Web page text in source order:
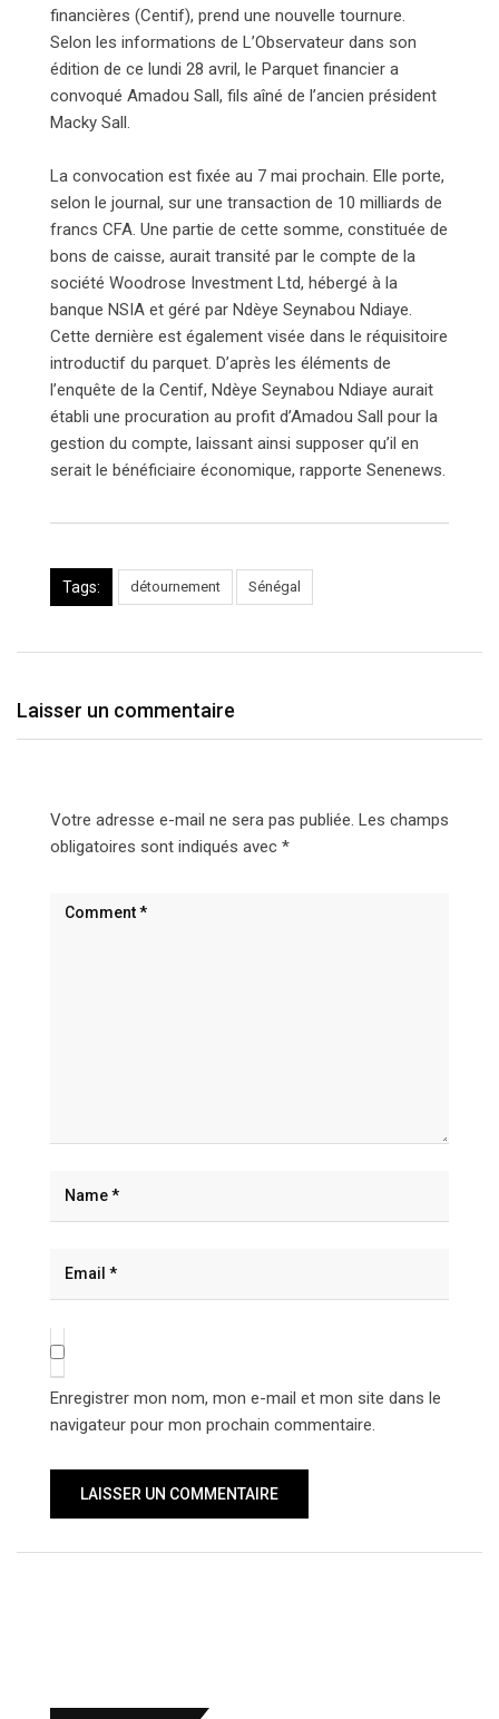
financières (Centif), prend une nouvelle tournure.
Selon les informations de L’Observateur dans son
édition de ce lundi 28 avril, le Parquet financier a
convoqué Amadou Sall, fils aîné de l’ancien président
Macky Sall.
La convocation est fixée au 7 mai prochain. Elle porte,
selon le journal, sur une transaction de 10 milliards de
francs CFA. Une partie de cette somme, constituée de
bons de caisse, aurait transité par le compte de la
société Woodrose Investment Ltd, hébergé à la
banque NSIA et géré par Ndèye Seynabou Ndiaye.
Cette dernière est également visée dans le réquisitoire
introductif du parquet. D’après les éléments de
l’enquête de la Centif, Ndèye Seynabou Ndiaye aurait
établi une procuration au profit d’Amadou Sall pour la
gestion du compte, laissant ainsi supposer qu’il en
serait le bénéficiaire économique, rapporte Senenews.
Tags: détournement Sénégal
Laisser un commentaire
Votre adresse e-mail ne sera pas publiée. Les champs
obligatoires sont indiqués avec *
Enregistrer mon nom, mon e-mail et mon site dans le
navigateur pour mon prochain commentaire.